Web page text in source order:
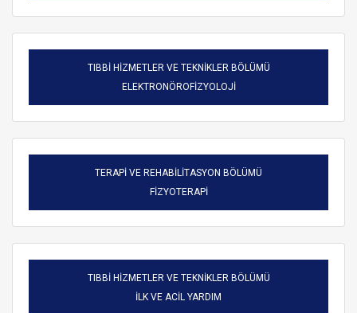
TIBBİ HİZMETLER VE TEKNİKLER BÖLÜMÜ
ELEKTRONÖROFİZYOLOJİ
TERAPİ VE REHABİLİTASYON BÖLÜMÜ
FİZYOTERAPİ
TIBBİ HİZMETLER VE TEKNİKLER BÖLÜMÜ
İLK VE ACİL YARDIM